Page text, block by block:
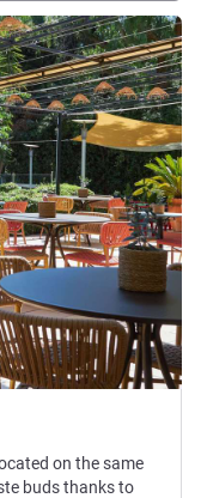
on the same
buds thanks to